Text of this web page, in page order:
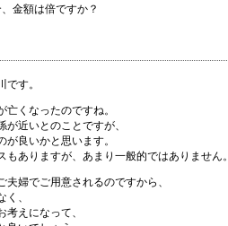
金額は倍ですか？
す。
亡くなったのですね。
が近いとのことですが、
が良いかと思います。
もありますが、あまり一般的ではありません。
夫婦でご用意されるのですから、
、
えになって、